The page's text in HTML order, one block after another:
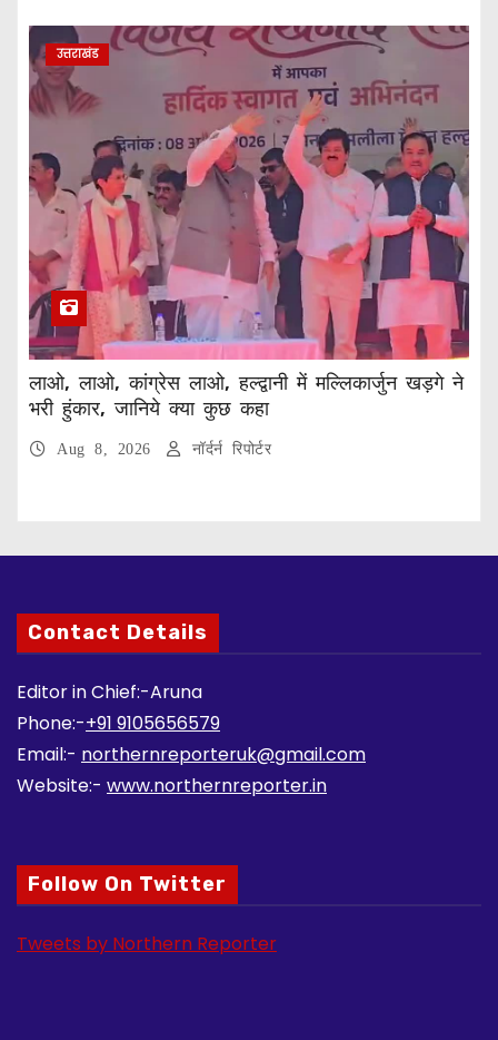
उत्तराखंड
लाओ, लाओ, कांग्रेस लाओ, हल्द्वानी में मल्लिकार्जुन खड़गे ने
भरी हुंकार, जानिये क्या कुछ कहा
Aug 8, 2026 नॉर्दर्न रिपोर्टर
Contact Details
Editor in Chief:-Aruna
Phone:-+91 9105656579
Email:- northernreporteruk@gmail.com
Website:- www.northernreporter.in
Follow On Twitter
Tweets by Northern Reporter